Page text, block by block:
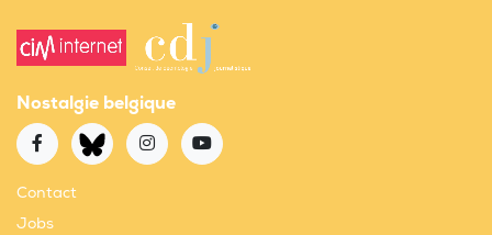
Nostalgie belgique
Contact
Jobs